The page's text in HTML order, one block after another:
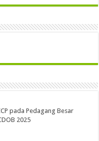
pada Pedagang Besar
2025